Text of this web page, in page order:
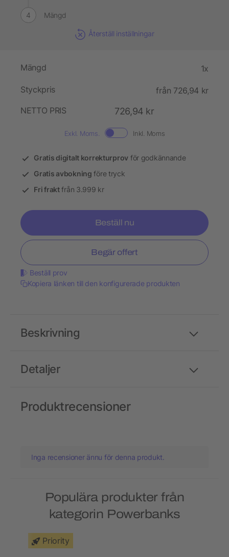
Mängd
Återställ inställningar
Mängd 1x
Styckpris
från 726,94 kr
NETTO PRIS
726,94 kr
Exkl. Moms. Inkl. Moms
Gratis digitalt korrekturprov för godkännande
Gratis avbokning före tryck
Fri fraktfrån 3.999 kr
Beställ nu
Begär offert
Beställ prov
Kopiera länken till den konfigurerade produkten
Detaljer
Beskrivning
Produktrecensioner
Inga recensioner ännu för denna produkt.
Populära produkter från
kategorin Powerbanks
Priority